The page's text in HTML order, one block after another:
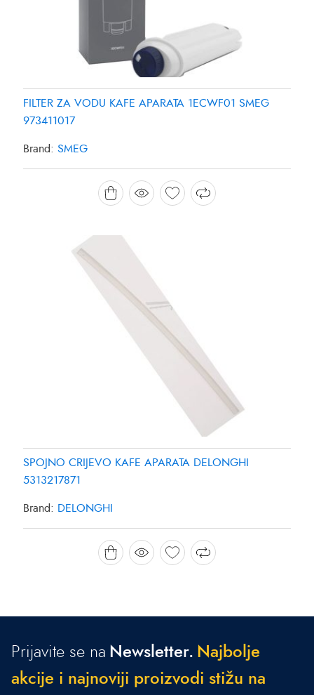
FILTER ZA VODU KAFE APARATA 1ECWF01 SMEG
973411017
Brand: SMEG
SPOJNO CRIJEVO KAFE APARATA DELONGHI
5313217871
Brand: DELONGHI
Prijavite se na Newsletter. Naj bo je
a kcije i najnoviji proizvod i stižu na